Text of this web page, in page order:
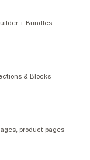
+ Bundles
& Blocks
product pages